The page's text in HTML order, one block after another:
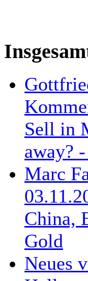
Sell in
away?
Marc
China,
Gold
Neues